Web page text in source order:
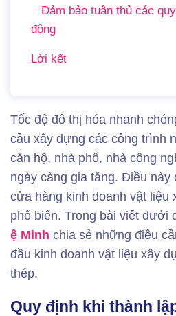
Đảm bảo tuân thủ các
động
Lời kết
Tốc độ đô thị hóa nhanh
cầu xây dựng các công trình
căn hộ, nhà phố, nhà công
ngày càng gia tăng. Điều
cửa hàng kinh doanh vật liệu
phổ biến. Trong bài viết dưới
ệ Minh chia sẻ những điều
đầu kinh doanh vật liệu xây
thép.
Quy định khi thành